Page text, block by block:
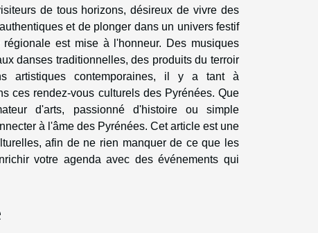
de tous horizons, désireux de vivre des
et de plonger dans un univers festif
est mise à l'honneur. Des musiques
danses traditionnelles, des produits du terroir
artistiques contemporaines, il y a tant à
ces rendez-vous culturels des Pyrénées. Que
d'arts, passionné d'histoire ou simple
à l'âme des Pyrénées. Cet article est une
afin de ne rien manquer de ce que les
votre agenda avec des événements qui